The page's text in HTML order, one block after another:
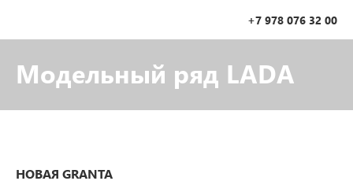
+7 978 076 32 00
Модельный ряд LADA
НОВАЯ GRANTA